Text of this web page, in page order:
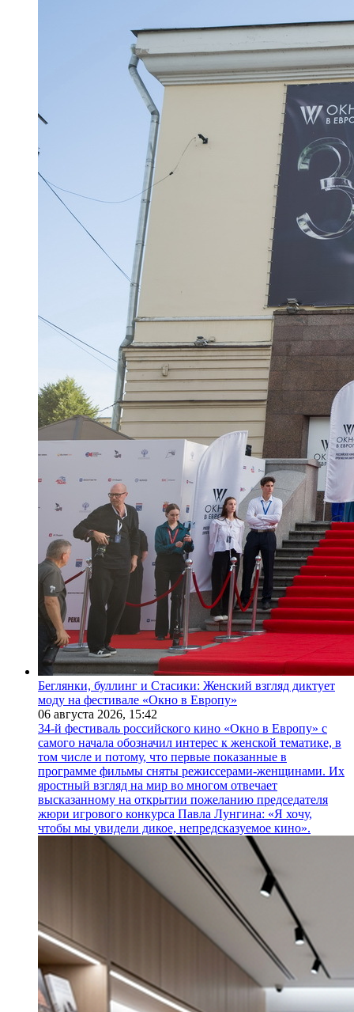
Беглянки, буллинг и Стасики: Женский взгляд диктует
моду на фестивале «Окно в Европу»
06 августа 2026, 15:42
34-й фестиваль российского кино «Окно в Европу» с
самого начала обозначил интерес к женской тематике, в
том числе и потому, что первые показанные в
программе фильмы сняты режиссерами-женщинами. Их
яростный взгляд на мир во многом отвечает
высказанному на открытии пожеланию председателя
жюри игрового конкурса Павла Лунгина: «Я хочу,
чтобы мы увидели дикое, непредсказуемое кино».